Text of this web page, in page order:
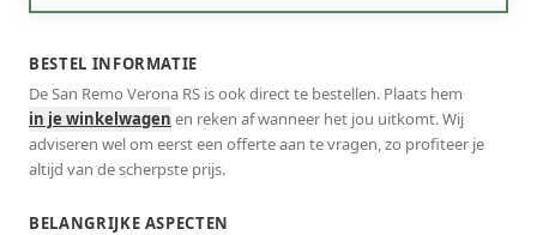
BESTEL INFORMATIE
De San Remo Verona RS is ook direct te bestellen. Plaats hem
in je winkelwagen en reken af wanneer het jou uitkomt. Wij
adviseren wel om eerst een offerte aan te vragen, zo profiteer je
altijd van de scherpste prijs.
BELANGRIJKE ASPECTEN